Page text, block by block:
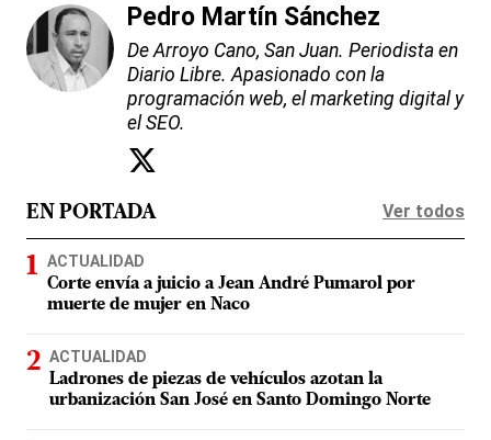
Pedro Martín Sánchez
De Arroyo Cano, San Juan. Periodista en
Diario Libre. Apasionado con la
programación web, el marketing digital y
el SEO.
EN PORTADA Ver todos
ACTUALIDAD
Corte envía a juicio a Jean André Pumarol por
muerte de mujer en Naco
ACTUALIDAD
Ladrones de piezas de vehículos azotan la
urbanización San José en Santo Domingo Norte